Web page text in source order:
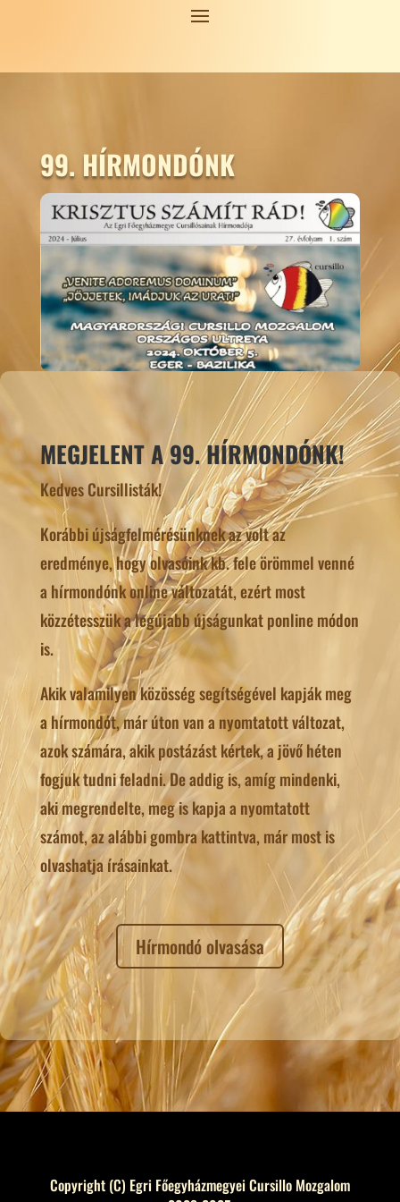
99. HÍRMONDÓNK
MEGJELENT A 99. HÍRMONDÓNK!
Kedves Cursillisták!
Korábbi újságfelmérésünknek az volt az
eredménye, hogy olvasóink kb. fele örömmel venné
a hírmondónk online változatát, ezért most
közzétesszük a legújabb újságunkat ponline módon
is.
Akik valamilyen közösség segítségével kapják meg
a hírmondót, már úton van a nyomtatott változat,
azok számára, akik postázást kértek, a jövő héten
fogjuk tudni feladni. De addig is, amíg mindenki,
aki megrendelte, meg is kapja a nyomtatott
számot, az alábbi gombra kattintva, már most is
olvashatja írásainkat.
Hírmondó olvasása
Copyright (C) Egri Főegyházmegyei Cursillo Mozgalom